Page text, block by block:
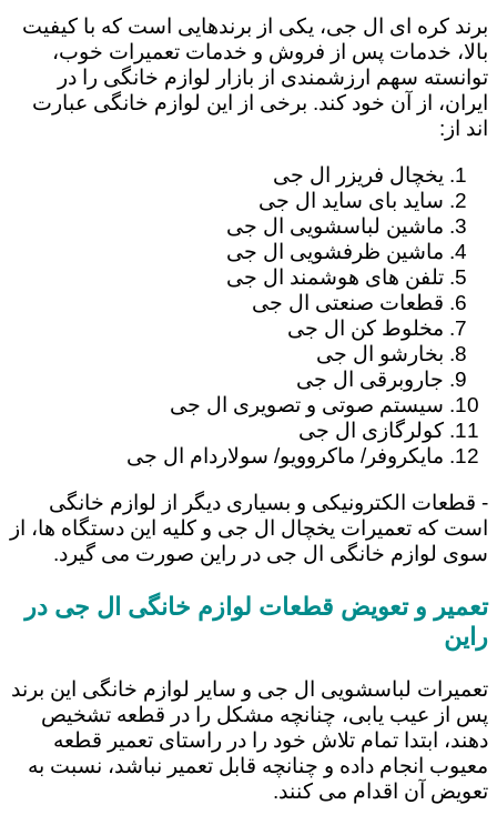
برند کره ای ال جی، یکی از برندهایی است که با کیفیت
بالا، خدمات پس از فروش و خدمات تعمیرات خوب،
توانسته سهم ارزشمندی از بازار لوازم خانگی را در
ایران، از آن خود کند. برخی از این لوازم خانگی عبارت
اند از:
یخچال فریزر ال جی
ساید بای ساید ال جی
ماشین لباسشویی ال جی
ماشین ظرفشویی ال جی
تلفن های هوشمند ال جی
قطعات صنعتی ال جی
مخلوط کن ال جی
بخارشو ال جی
جاروبرقی ال جی
سیستم صوتی و تصویری ال جی
کولرگازی ال جی
مایکروفر/ ماکروویو/ سولاردام ال جی
- قطعات الکترونیکی و بسیاری دیگر از لوازم خانگی
است که تعمیرات یخچال ال جی و کلیه این دستگاه ها، از
سوی لوازم خانگی ال جی در راین صورت می گیرد.
تعمیر و تعویض قطعات لوازم خانگی ال جی در
راین
تعمیرات لباسشویی ال جی و سایر لوازم خانگی این برند
پس از عیب یابی، چنانچه مشکل را در قطعه تشخیص
دهند، ابتدا تمام تلاش خود را در راستای تعمیر قطعه
معیوب انجام داده و چنانچه قابل تعمیر نباشد، نسبت به
تعویض آن اقدام می کنند.